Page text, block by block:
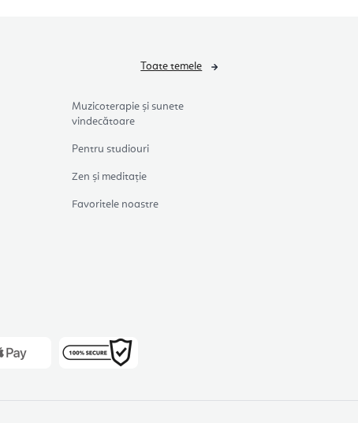
Muzicoterapie și sunete
vindecătoare
Pentru studiouri
Zen și meditație
Favoritele noastre
Toate temele